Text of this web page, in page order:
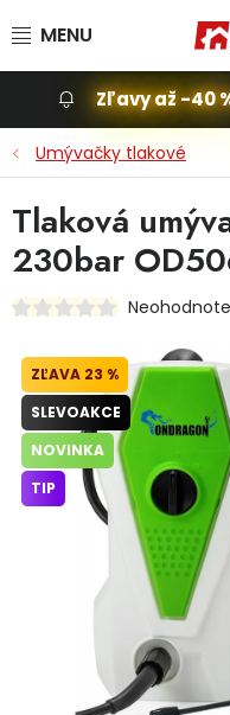
Slevoakce
Stavba, dom
Dielňa
Príslušenstvo pre
Vybavenie a
Domácnosť
Ochranné
Fotovoltaika
Zľavy až -40
Umývačky tlakové
Tlaková
230bar
23 %
SLEVOAKCE
NOVINKA
TIP